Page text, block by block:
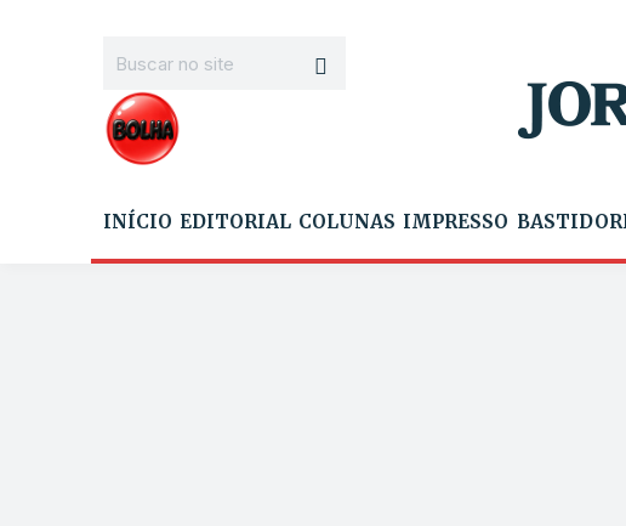
INÍCIO EDITORIAL COLUNAS IMPRESSO